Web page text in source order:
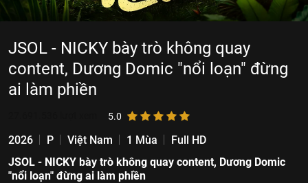
JSOL - NICKY bày trò không quay
content, Dương Domic "nổi loạn" đừng
ai làm phiền
5.0
2026 P Việt Nam 1 Mùa
Full HD
JSOL - NICKY bày trò không quay content, Dương Domic
"nổi loạn" đừng ai làm phiền